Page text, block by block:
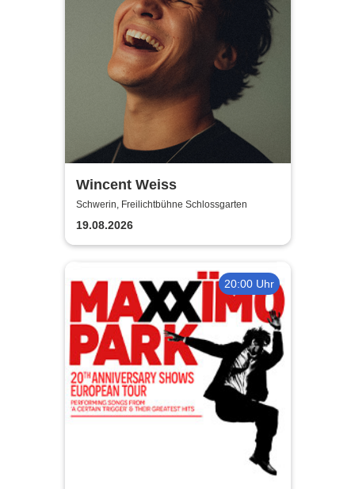
Wincent Weiss
Schwerin, Freilichtbühne Schlossgarten
19.08.2026
20:00 Uhr